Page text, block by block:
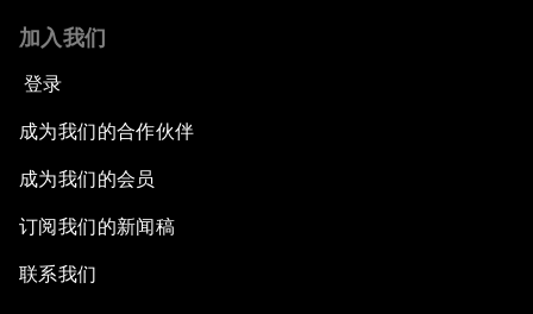
加入我们
登录
成为我们的合作伙伴
成为我们的会员
订阅我们的新闻稿
联系我们